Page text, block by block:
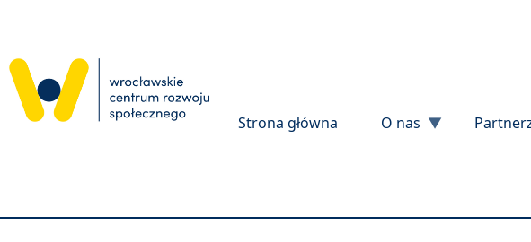
Strona główna O nas